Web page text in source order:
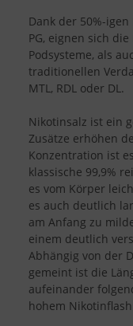
Dank der 50%-
PG, eignen sich
Podsysteme, als
traditionellen
MTL, RDL oder DL.
Nikotinsalz ist ein
Zusätze erhöhen
Konzentration ist
klassische 99,9%
es vom Körper
es auch deutlich
am Anfang zu
einem deutlich
Abhängig von der
gemeint ist die
aufeinander
hohem